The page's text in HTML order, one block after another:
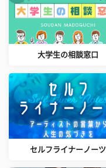
大学生の相談窓口
セルフライナーノーツ